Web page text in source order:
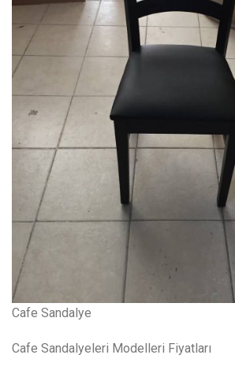
Cafe Sandalye
Cafe Sandalyeleri Modelleri Fiyatları